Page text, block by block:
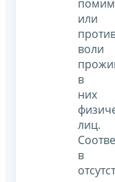
или
воли
в
них
лиц.
в